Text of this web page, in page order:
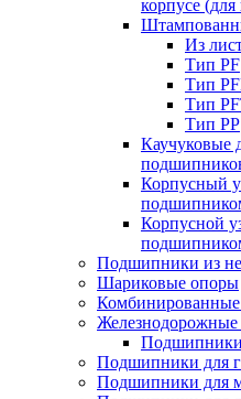
корпусе
Из
Тип PF
Тип
Тип
Тип PP
Каучуковые
Корпусный
Корпусной
Подшипники из
Шариковые опоры
Подшипники для
Подшипники для